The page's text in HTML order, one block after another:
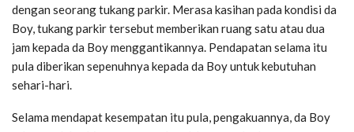
dengan seorang tukang parkir. Merasa kasihan pada kondisi da
Boy, tukang parkir tersebut memberikan ruang satu atau dua
jam kepada da Boy menggantikannya. Pendapatan selama itu
pula diberikan sepenuhnya kepada da Boy untuk kebutuhan
sehari-hari.
Selama mendapat kesempatan itu pula, pengakuannya, da Boy